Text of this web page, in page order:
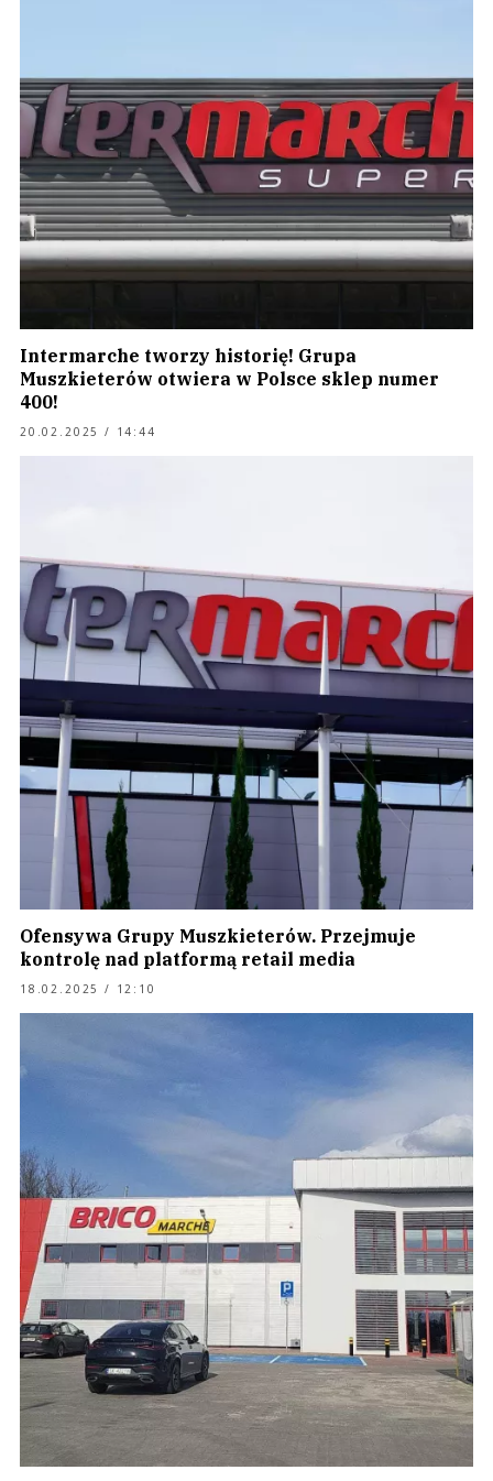
Intermarche tworzy historię! Grupa
Muszkieterów otwiera w Polsce sklep numer
400!
20.02.2025 / 14:44
Ofensywa Grupy Muszkieterów. Przejmuje
kontrolę nad platformą retail media
18.02.2025 / 12:10